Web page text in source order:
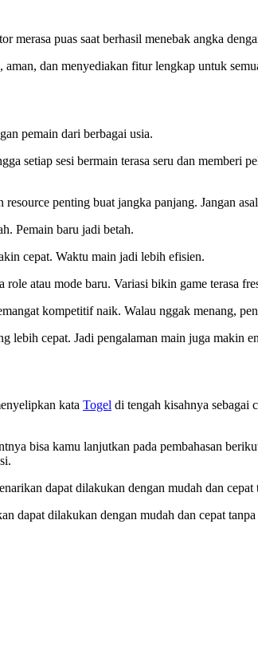
merasa puas saat berhasil menebak angka
dan menyediakan fitur lengkap untuk
pemain dari berbagai usia.
setiap sesi bermain terasa seru dan memberi
resource penting buat jangka panjang. Jangan
Pemain baru jadi betah.
cepat. Waktu main jadi lebih efisien.
role atau mode baru. Variasi bikin game terasa
kompetitif naik. Walau nggak menang,
lebih cepat. Jadi pengalaman main juga makin
kata Togel di tengah kisahnya sebagai
bisa kamu lanjutkan pada pembahasan
dapat dilakukan dengan mudah dan cepat
dapat dilakukan dengan mudah dan cepat